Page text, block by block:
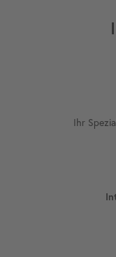
Ihr